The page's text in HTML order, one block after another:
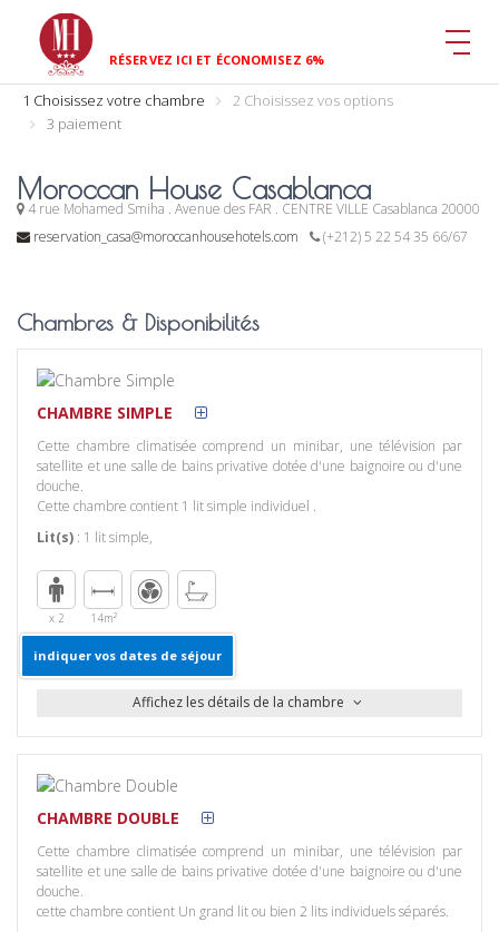
RÉSERVEZ ICI ET ÉCONOMISEZ 6%
1 Choisissez votre chambre
2 Choisissez vos options
3 paiement
Moroccan House Casablanca
4 rue Mohamed Smiha . Avenue des FAR . CENTRE VILLE Casablanca 20000
reservation_casa@moroccanhousehotels.com
(+212) 5 22 54 35 66/67
Chambres & Disponibilités
CHAMBRE SIMPLE
Cette chambre climatisée comprend un minibar, une télévision par
satellite et une salle de bains privative dotée d'une baignoire ou d'une
douche.
Cette chambre contient 1 lit simple individuel .
Lit(s) : 1 lit simple,
x 2 14m²
indiquer vos dates de séjour
Services
Blanchisserie
Commodités Général
chambre
Service en
chambre
Télévision
Accès
Internet
Vue sur ville
Affichez les détails de la chambre
CHAMBRE DOUBLE
Cette chambre climatisée comprend un minibar, une télévision par
satellite et une salle de bains privative dotée d'une baignoire ou d'une
douche.
cette chambre contient Un grand lit ou bien 2 lits individuels séparés.